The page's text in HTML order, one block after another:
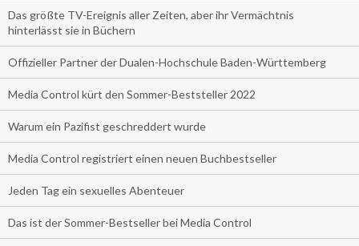
Das größte TV-Ereignis aller Zeiten, aber ihr Vermächtnis
hinterlässt sie in Büchern
Offizieller Partner der Dualen-Hochschule Baden-Württemberg
Media Control kürt den Sommer-Beststeller 2022
Warum ein Pazifist geschreddert wurde
Media Control registriert einen neuen Buchbestseller
Jeden Tag ein sexuelles Abenteuer
Das ist der Sommer-Bestseller bei Media Control